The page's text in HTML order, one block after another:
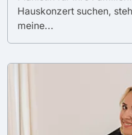
Hauskonzert suchen,
meine...